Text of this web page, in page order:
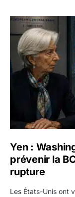
Yen :
Yen :
prévenir la
rupture
Les États-Unis ont